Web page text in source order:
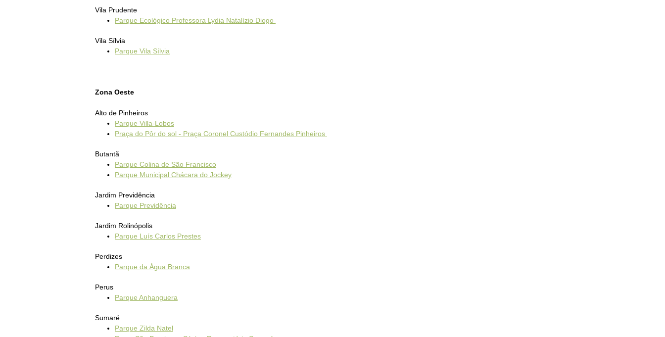
Vila Prudente
Parque Ecológico Professora Lydia Natalízio Diogo
Vila Sílvia
Parque Vila Sílvia
Zona Oeste
Alto de Pinheiros
Parque Villa-Lobos
Praça do Pôr do sol - Praça Coronel Custódio Fernandes Pinheiros
Butantã
Parque Colina de São Francisco
Parque Municipal Chácara do Jockey
Jardim Previdência
Parque Previdência
Jardim Rolinópolis
Parque Luís Carlos Prestes
Perdizes
Parque da Água Branca
Perus
Parque Anhanguera
Sumaré
Parque Zilda Natel